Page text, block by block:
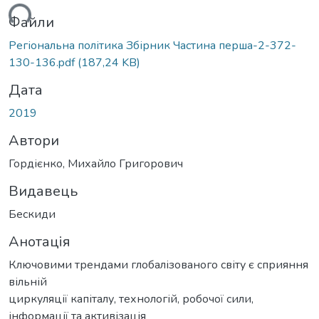
Файли
Регіональна політика Збірник Частина перша-2-372-
130-136.pdf(187,24 KB)
Дата
2019
Автори
Гордієнко, Михайло Григорович
Видавець
Бескиди
Анотація
Ключовими трендами глобалізованого світу є сприяння
вільній
циркуляції капіталу, технологій, робочої сили,